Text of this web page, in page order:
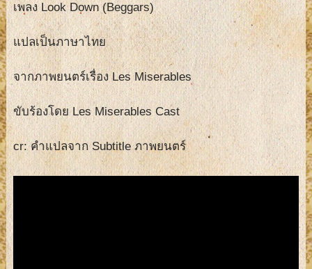
เพลง Look Down (Beggars)
แปลเป็นภาษาไทย
จากภาพยนตร์เรื่อง Les Miserables
ขับร้องโดย Les Miserables Cast
cr: คำแปลจาก Subtitle ภาพยนตร์